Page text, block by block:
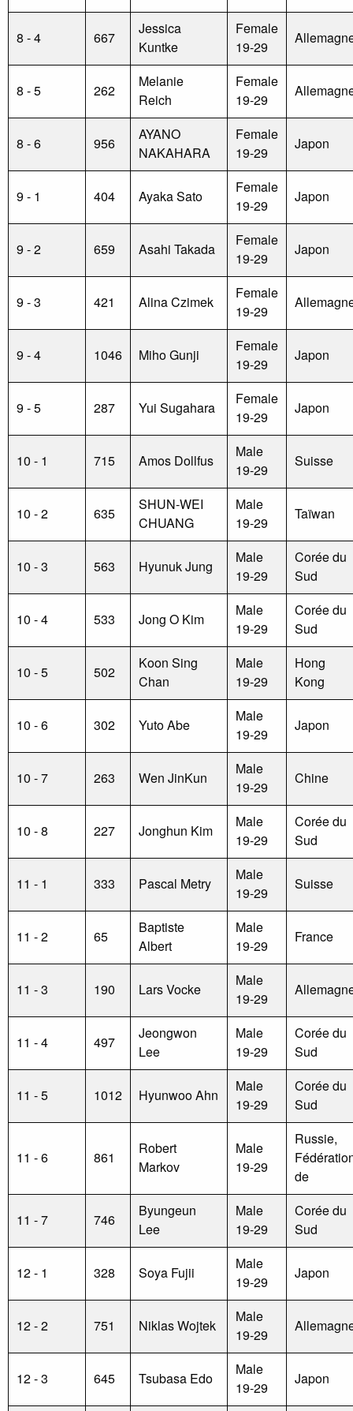
8 - 4 667
Jessica
Kuntke
Female
19-29
8 - 5 262
Melanie
Reich
Female
19-29
8 - 6 956
AYANO
NAKAHARA
Female
19-29
Japon
9 - 1 404 Ayaka Sato
Female
19-29
Japon
9 - 2 659 Asahi Takada
Female
19-29
Japon
9 - 3 421 Alina Czimek
Female
19-29
9 - 4 1046 Miho Gunji
Female
19-29
Japon
9 - 5 287 Yui Sugahara
Female
19-29
Japon
10 - 1 715 Amos Dollfus
Male
19-29
Suisse
10 - 2 635
SHUN-WEI
CHUANG
Male
19-29
Taïwan
10 - 3 563 Hyunuk Jung
Male
19-29
Corée du
Sud
10 - 4 533 Jong O Kim
Male
19-29
Corée du
Sud
10 - 5 502
Koon Sing
Chan
Male
19-29
Hong
Kong
10 - 6 302 Yuto Abe
Male
19-29
Japon
10 - 7 263 Wen JinKun
Male
19-29
Chine
10 - 8 227 Jonghun Kim
Male
19-29
Corée du
Sud
11 - 1 333 Pascal Metry
Male
19-29
Suisse
11 - 2 65
Baptiste
Albert
Male
19-29
France
11 - 3 190 Lars Vocke
Male
19-29
11 - 4 497
Jeongwon
Lee
Male
19-29
Corée du
Sud
11 - 5 1012 Hyunwoo Ahn
Male
19-29
Corée du
Sud
11 - 6 861
Robert
Markov
Male
19-29
Russie,
de
11 - 7 746
Byungeun
Lee
Male
19-29
Corée du
Sud
12 - 1 328 Soya Fujii
Male
19-29
Japon
12 - 2 751 Niklas Wojtek
Male
19-29
12 - 3 645 Tsubasa Edo
Male
19-29
Japon